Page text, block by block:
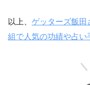
以上、 ゲッターズ飯田
組で人気の功績や占い